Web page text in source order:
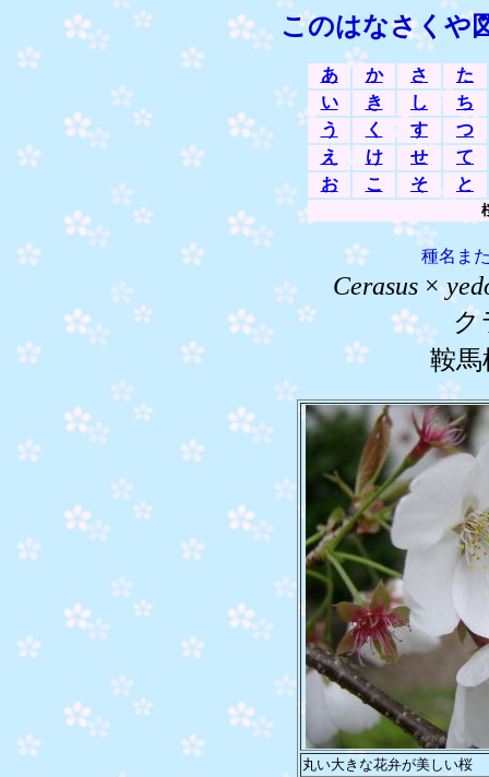
このはなさくや
あ か さ
た
い
き し
ち
う
く す
つ
え
け せ
て
お
こ そ と
種名ま
Cerasus×
ク
鞍馬
丸い大きな花弁が美しい桜